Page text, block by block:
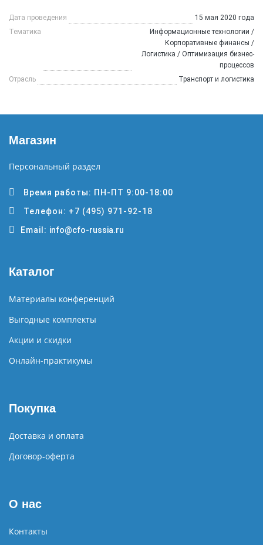
Дата проведения
15 мая 2020 года
Тематика
Информационные технологии /
Корпоративные финансы /
Логистика / Оптимизация бизнес-
процессов
Отрасль
Транспорт и логистика
Магазин
Персональный раздел
Время работы: ПН-ПТ 9:00-18:00
Телефон: +7 (495) 971-92-18
Email: info@cfo-russia.ru
Каталог
Материалы конференций
Выгодные комплекты
Акции и скидки
Онлайн-практикумы
Покупка
Доставка и оплата
Договор-оферта
О нас
Контакты